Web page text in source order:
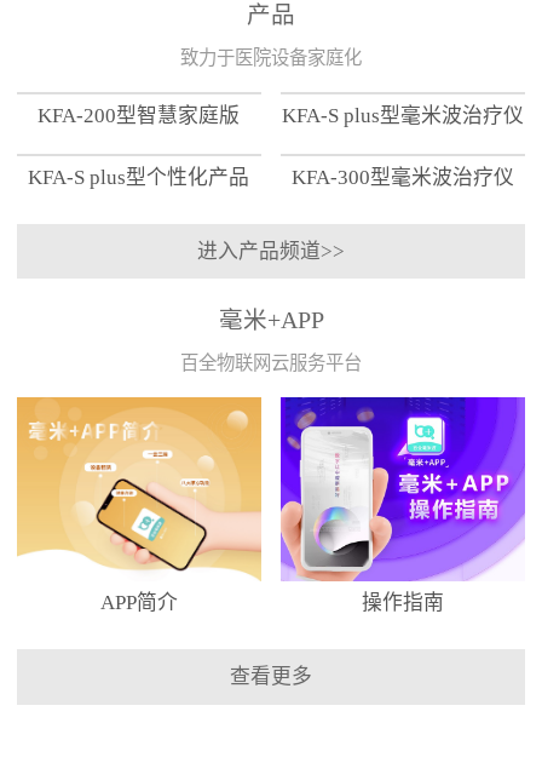
产品
致力于医院设备家庭化
KFA-200型智慧家庭版 KFA-S plus型毫米波治疗仪
KFA-S plus型个性化产品
KFA-300型毫米波治疗仪
进入产品频道>>
毫米+APP
百全物联网云服务平台
APP简介 操作指南
查看更多